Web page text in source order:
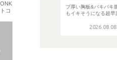
ね大噴火射精!!!
ぶられる!!!
ブ厚い胸板&バキバキ腹
もイキそうになる超早漏
2026.08.08
コ